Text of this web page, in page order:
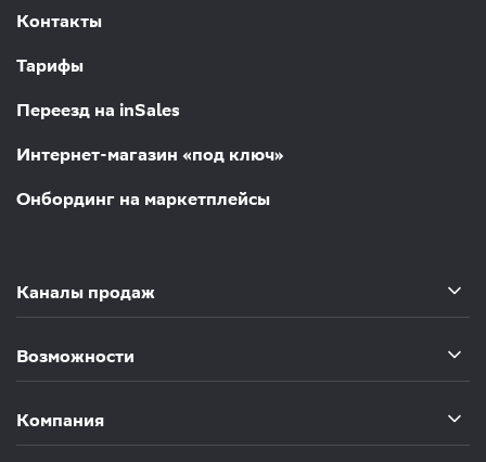
Контакты
Тарифы
Переезд на inSales
Интернет-магазин «под ключ»
Онбординг на маркетплейсы
Каналы продаж
Возможности
Компания